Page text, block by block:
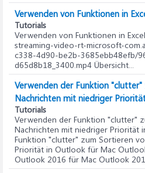
Verwenden von Funktionen in
Tutorials
Verwenden von Funktionen in
streaming-video-rt-microsoft-
c338-4d90-be2b-3685ebb48efb/
d65d8b18_3400.mp4 Übersicht...
Verwenden der Funktion
Nachrichten mit niedriger
Tutorials
Verwenden der Funktion "clutter"
Nachrichten mit niedriger Priorität
Funktion "clutter" zum Sortieren
Priorität in Outlook für Mac
Outlook 2016 für Mac Outlook